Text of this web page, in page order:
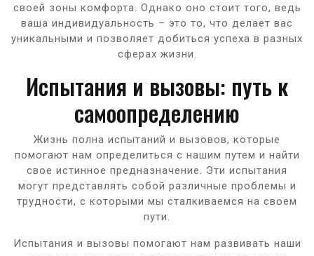
своей зоны комфорта. Однако оно стоит того, ведь
ваша индивидуальность – это то, что делает вас
уникальными и позволяет добиться успеха в разных
сферах жизни.
Испытания и вызовы: путь к
самоопределению
Жизнь полна испытаний и вызовов, которые
помогают нам определиться с нашим путем и найти
свое истинное предназначение. Эти испытания
могут представлять собой различные проблемы и
трудности, с которыми мы сталкиваемся на своем
пути.
Испытания и вызовы помогают нам развивать наши